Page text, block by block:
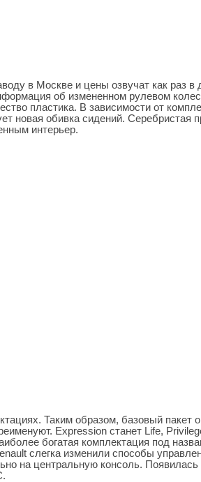
в Москве и цены озвучат как раз в
об измененном рулевом
пластика. В зависимости от
новая обивка сидений. Серебристая
интерьер.
Таким образом, базовый пакет
Expression станет Life,
богатая комплектация под
слегка изменили способы
на центральную консоль.